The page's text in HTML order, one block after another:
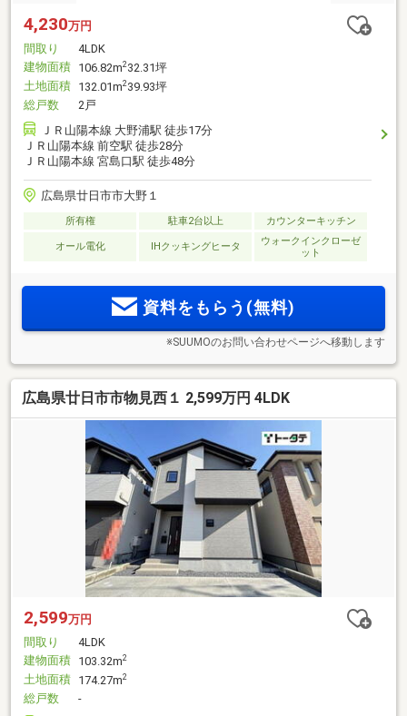
4,230万円
間取り
4LDK
建物面積 106.82m232.31坪
土地面積 132.01m239.93坪
総戸数
2戸
ＪＲ山陽本線 大野浦駅 徒歩17分
ＪＲ山陽本線 前空駅 徒歩28分
ＪＲ山陽本線 宮島口駅 徒歩48分
広島県廿日市市大野１
所有権 駐車2台以上 カウンターキッチン
オール電化 IHクッキングヒータ
ウォークインクローゼ
ット
資料をもらう(無料)
※SUUMOのお問い合わせページへ移動します
広島県廿日市市物見西１ 2,599万円 4LDK
2,599万円
間取り
4LDK
建物面積 103.32m2
土地面積 174.27m2
総戸数 -